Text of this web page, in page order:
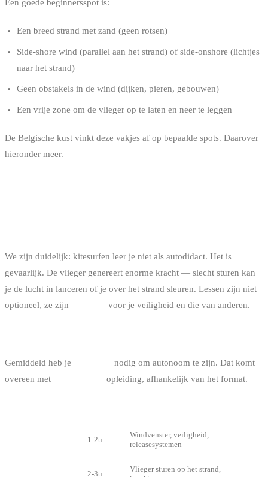
Een goede beginnersspot is:
Een breed strand met zand (geen rotsen)
Side-shore wind (parallel aan het strand) of side-onshore (lichtjes
naar het strand)
Geen obstakels in de wind (dijken, pieren, gebouwen)
Een vrije zone om de vlieger op te laten en neer te leggen
De Belgische kust vinkt deze vakjes af op bepaalde spots. Daarover
hieronder meer.
We zijn duidelijk: kitesurfen leer je niet als autodidact. Het is
gevaarlijk. De vlieger genereert enorme kracht — slecht sturen kan
je de lucht in lanceren of je over het strand sleuren. Lessen zijn niet
optioneel, ze zijn
voor je veiligheid en die van anderen.
Gemiddeld heb je
nodig om autonoom te zijn. Dat komt
overeen met
opleiding, afhankelijk van het format.
1-2u
Windvenster, veiligheid,
releasesystemen
2-3u
Vlieger sturen op het strand,